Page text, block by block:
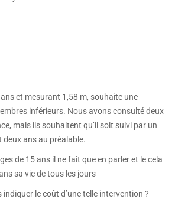
et mesurant 1,58 m, souhaite une
inférieurs. Nous avons consulté deux
mais ils souhaitent qu’il soit suivi par un
ans au préalable.
de 15 ans il ne fait que en parler et le cela
sa vie de tous les jours
le coût d’une telle intervention ?